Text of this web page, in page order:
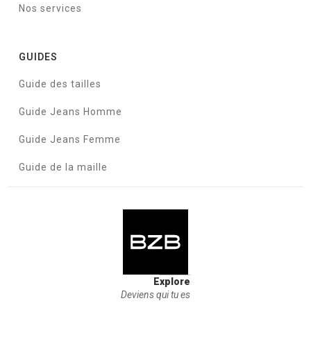
Nos services
GUIDES
Guide des tailles
Guide Jeans Homme
Guide Jeans Femme
Guide de la maille
Explore
Deviens qui tu es